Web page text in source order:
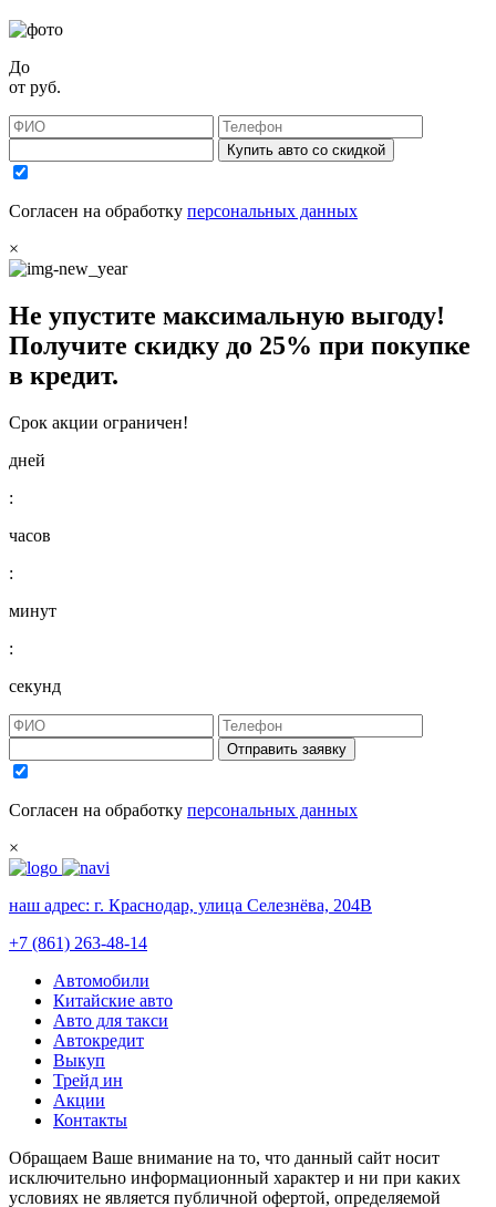
До
от руб.
Купить авто со скидкой
Согласен на обработку персональных данных
×
Не упустите максимальную выгоду!
Получите скидку до 25% при покупке
в кредит.
Срок акции ограничен!
дней
:
часов
:
минут
:
секунд
Отправить заявку
Согласен на обработку персональных данных
×
наш адрес: г. Краснодар, улица Селезнёва, 204В
+7 (861) 263-48-14
Автомобили
Китайские авто
Авто для такси
Автокредит
Выкуп
Трейд ин
Акции
Контакты
Обращаем Ваше внимание на то, что данный сайт носит
исключительно информационный характер и ни при каких
условиях не является публичной офертой, определяемой